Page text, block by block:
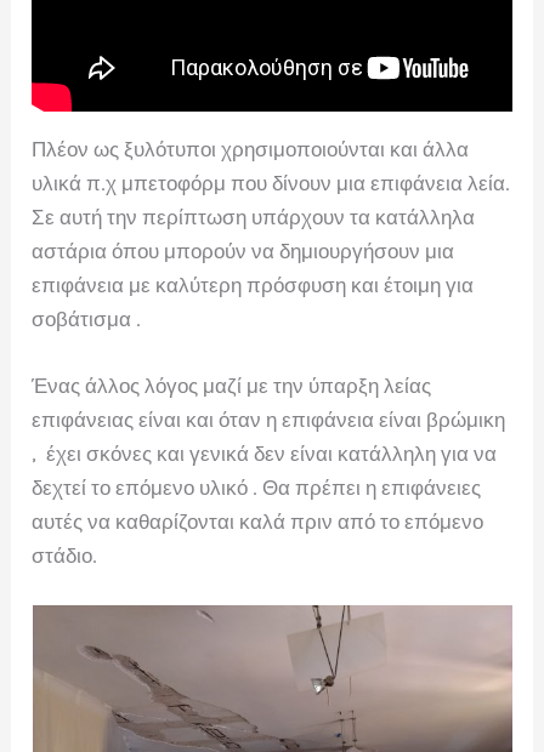
Πλέον ως ξυλότυποι χρησιμοποιούνται και άλλα
υλικά π.χ μπετοφόρμ που δίνουν μια επιφάνεια λεία.
Σε αυτή την περίπτωση υπάρχουν τα κατάλληλα
αστάρια όπου μπορούν να δημιουργήσουν μια
επιφάνεια με καλύτερη πρόσφυση και έτοιμη για
σοβάτισμα .
Ένας άλλος λόγος μαζί με την ύπαρξη λείας
επιφάνειας είναι και όταν η επιφάνεια είναι βρώμικη
, έχει σκόνες και γενικά δεν είναι κατάλληλη για να
δεχτεί το επόμενο υλικό . Θα πρέπει η επιφάνειες
αυτές να καθαρίζονται καλά πριν από το επόμενο
στάδιο.